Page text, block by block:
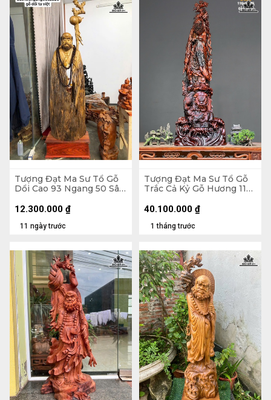
Tượng Đạt Ma Sư Tổ Gỗ
Dổi Cao 93 Ngang 50 Sâu
11 ngày trước
12.300.000 ₫
Tượng Đạt Ma Sư Tổ Gỗ
Trắc Cả Kỷ Gỗ Hương 116
Không Kỷ 103
1 tháng trước
40.100.000 ₫